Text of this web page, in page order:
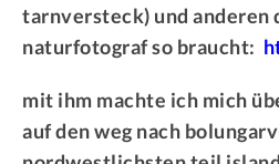
tarnversteck) und anderen
naturfotograf so braucht:
mit ihm machte ich mich
auf den weg nach